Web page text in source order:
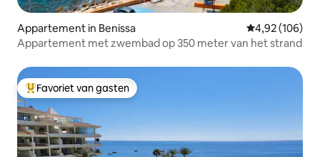
Appartement in Benissa Gemiddelde
4,92 (106)
Appartement met zwembad op 350 meter van het strand
Topfavoriet van gasten
Favoriet van gasten